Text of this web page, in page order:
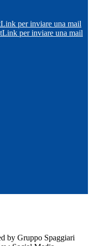
Link per inviare una mail
Link per inviare una mail
by Gruppo Spaggiari